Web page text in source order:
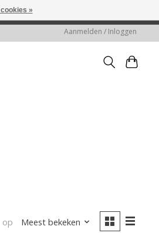
Aanmelden / Inloggen
op Meest bekeken
»